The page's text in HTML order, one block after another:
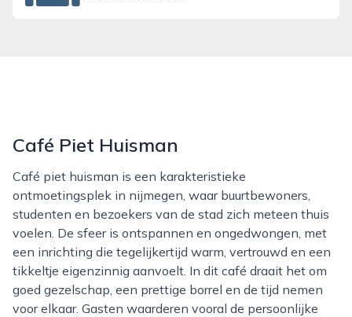
Café Piet Huisman
Café piet huisman is een karakteristieke
ontmoetingsplek in nijmegen, waar buurtbewoners,
studenten en bezoekers van de stad zich meteen thuis
voelen. De sfeer is ontspannen en ongedwongen, met
een inrichting die tegelijkertijd warm, vertrouwd en een
tikkeltje eigenzinnig aanvoelt. In dit café draait het om
goed gezelschap, een prettige borrel en de tijd nemen
voor elkaar. Gasten waarderen vooral de persoonlijke